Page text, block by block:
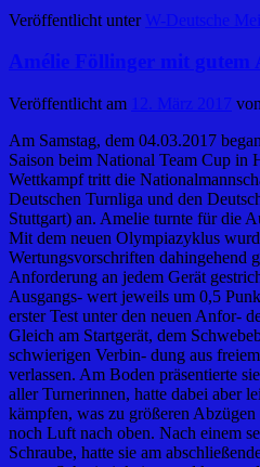
Veröffentlicht unter W-Deutsche
Amélie Föllinger mit
Veröffentlicht am 12. März 2017 von
Am Samstag, dem 04.03.2017
Saison beim National Team Cup in
Wettkampf tritt die
Deutschen Turnliga und den
Stuttgart) an. Amelie turnte für die
Mit dem neuen Olympiazyklus
Wertungsvorschriften dahingehend
Anforderung an jedem Gerät
Ausgangs- wert jeweils um 0,5
erster Test unter den neuen Anfor-
Gleich am Startgerät, dem
schwierigen Verbin- dung aus
verlassen. Am Boden präsentierte
aller Turnerinnen, hatte dabei aber
kämpfen, was zu größeren
noch Luft nach oben. Nach einem
Schraube, hatte sie am